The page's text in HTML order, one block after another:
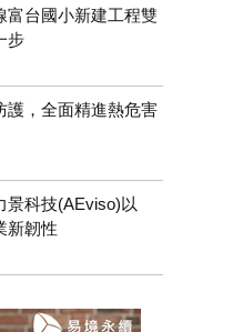
富台國小新建工程雙
步
護，全面精進熱危害
景科技(AEviso)以
新韌性